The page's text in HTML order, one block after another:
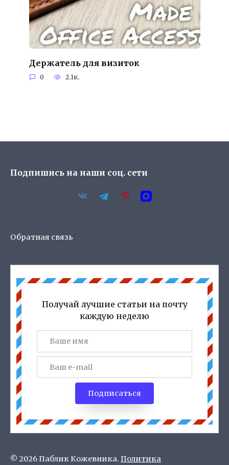
Держатель для визиток
0 2.1к.
Подпишись на наши соц. сети
Обратная связь
Получай лучшие статьи на почту
каждую неделю
Подписаться
© 2026 Паблик Кожевника. Политика